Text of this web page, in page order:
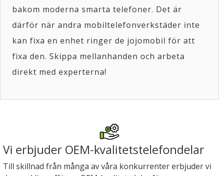
bakom moderna smarta telefoner. Det är
därför när andra mobiltelefonverkstäder inte
kan fixa en enhet ringer de jojomobil för att
fixa den. Skippa mellanhanden och arbeta
direkt med experterna!
Vi erbjuder OEM-kvalitetstelefondelar
Till skillnad från många av våra konkurrenter erbjuder vi